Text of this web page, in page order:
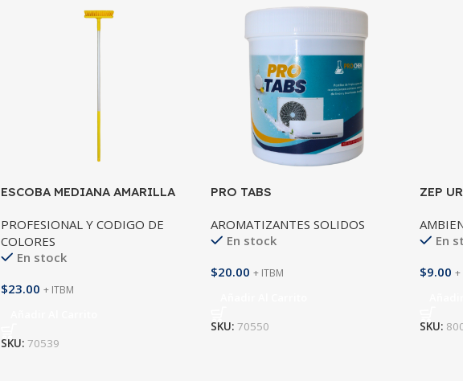
ESCOBA MEDIANA AMARILLA
PROFESIONAL Y CODIGO DE
COLORES
En stock
$23.00 + ITBM
SKU: 70539
PRO TABS
AROMATIZANTES SOLIDOS
En stock
$20.00 + ITBM
SKU: 70550
ZEP
En
$9.00 +
SKU: